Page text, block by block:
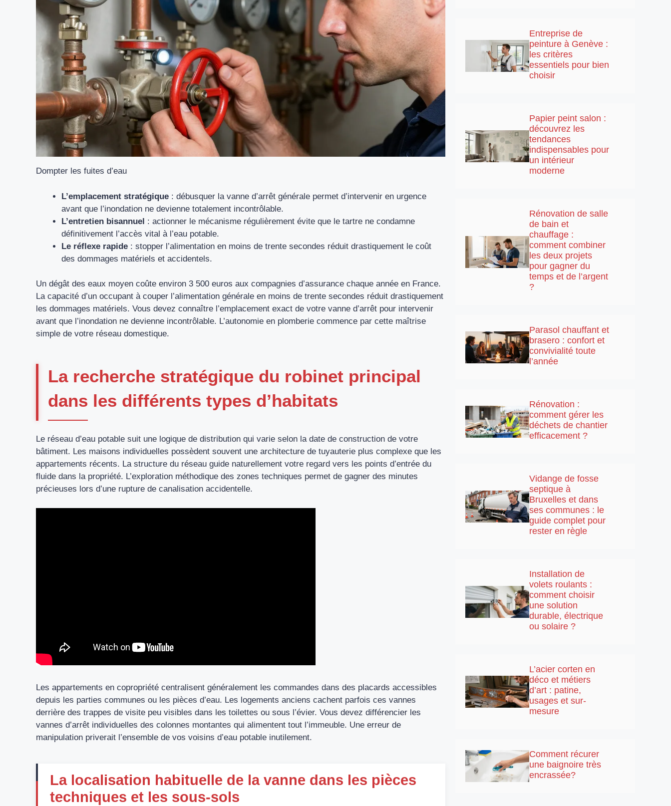
Dompter les fuites d’eau
L’emplacement stratégique : débusquer la vanne d’arrêt générale permet d’intervenir en urgence
avant que l’inondation ne devienne totalement incontrôlable.
L’entretien bisannuel : actionner le mécanisme régulièrement évite que le tartre ne condamne
définitivement l’accès vital à l’eau potable.
Le réflexe rapide : stopper l’alimentation en moins de trente secondes réduit drastiquement le coût
des dommages matériels et accidentels.
Un dégât des eaux moyen coûte environ 3 500 euros aux compagnies d’assurance chaque année en France.
La capacité d’un occupant à couper l’alimentation générale en moins de trente secondes réduit drastiquement
les dommages matériels. Vous devez connaître l’emplacement exact de votre vanne d’arrêt pour intervenir
avant que l’inondation ne devienne incontrôlable. L’autonomie en plomberie commence par cette maîtrise
simple de votre réseau domestique.
La recherche stratégique du robinet principal
dans les différents types d’habitats
Le réseau d’eau potable suit une logique de distribution qui varie selon la date de construction de votre
bâtiment. Les maisons individuelles possèdent souvent une architecture de tuyauterie plus complexe que les
appartements récents. La structure du réseau guide naturellement votre regard vers les points d’entrée du
fluide dans la propriété. L’exploration méthodique des zones techniques permet de gagner des minutes
précieuses lors d’une rupture de canalisation accidentelle.
Les appartements en copropriété centralisent généralement les commandes dans des placards accessibles
depuis les parties communes ou les pièces d’eau. Les logements anciens cachent parfois ces vannes
derrière des trappes de visite peu visibles dans les toilettes ou sous l’évier. Vous devez différencier les
vannes d’arrêt individuelles des colonnes montantes qui alimentent tout l’immeuble. Une erreur de
manipulation priverait l’ensemble de vos voisins d’eau potable inutilement.
La localisation habituelle de la vanne dans les pièces
techniques et les sous-sols
Entreprise de
peinture à Genève :
les critères
essentiels pour bien
choisir
Papier peint salon :
découvrez les
tendances
indispensables pour
un intérieur
moderne
Rénovation de salle
de bain et
chauffage :
comment combiner
les deux projets
pour gagner du
temps et de l’argent
?
Parasol chauffant et
brasero : confort et
convivialité toute
l’année
Rénovation :
comment gérer les
déchets de chantier
efficacement ?
Vidange de fosse
septique à
Bruxelles et dans
ses communes : le
guide complet pour
rester en règle
Installation de
volets roulants :
comment choisir
une solution
durable, électrique
ou solaire ?
L’acier corten en
déco et métiers
d’art : patine,
usages et sur-
mesure
Comment récurer
une baignoire très
encrassée?